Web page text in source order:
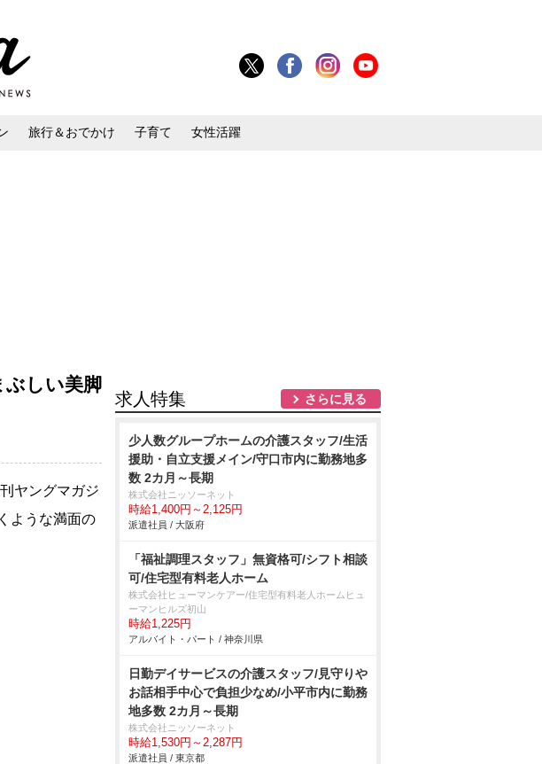
旅行＆おでかけ 子育て 女性活躍
しい美脚
ヤングマガジ
ような満面の
求人特集 さらに見る
少人数グループホームの介護スタッフ/生活
援助・自立支援メイン/守口市内に勤務地多
数 2カ月～長期
株式会社ニッソーネット
時給1,400円～2,125円
派遣社員 / 大阪府
「福祉調理スタッフ」無資格可/シフト相談
可/住宅型有料老人ホーム
株式会社ヒューマンケアー/住宅型有料老人ホームヒュ
ーマンヒルズ初山
時給1,225円
アルバイト・パート / 神奈川県
日勤デイサービスの介護スタッフ/見守り
お話相手中心で負担少なめ/小平市内に勤務
地多数 2カ月～長期
株式会社ニッソーネット
時給1,530円～2,287円
派遣社員 / 東京都